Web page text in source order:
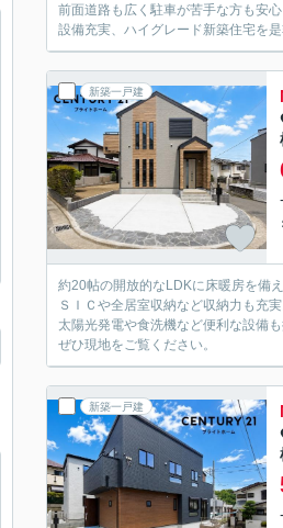
前面道路も広く駐車が苦手な方も安心
設備充実、ハイグレード新築住宅を是
新築一戸建
約20帖の開放的なLDKに床暖房を備
ＳＩＣや全居室収納など収納力も充実
太陽光発電や食洗機など便利な設備
ぜひ現地をご覧ください。
新築一戸建